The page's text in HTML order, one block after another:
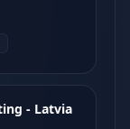
- Latvia